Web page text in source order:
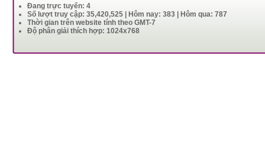
Đang trực tuyến: 4
Số lượt truy cập: 35,420,525 | Hôm nay: 383 | Hôm qua: 787
Thời gian trên website tính theo GMT-7
Độ phân giải thích hợp: 1024x768